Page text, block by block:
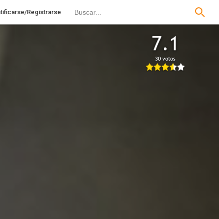
Registrarse
7.1
30 votos